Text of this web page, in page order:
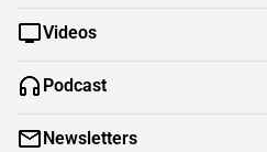
Videos
Podcast
Newsletters